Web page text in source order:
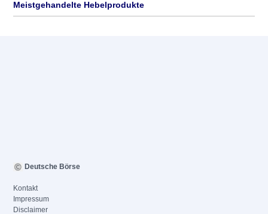
Meistgehandelte Hebelprodukte
Deutsche Börse
Kontakt
Impressum
Disclaimer